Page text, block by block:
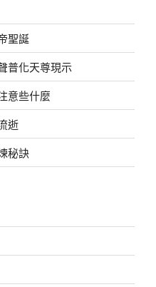
聖誕
普化天尊現示
意些什麼
逝
秘訣